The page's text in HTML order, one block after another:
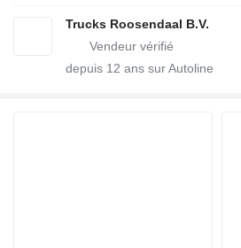
Trucks Roosendaal B.V.
depuis 12 ans sur Autoline